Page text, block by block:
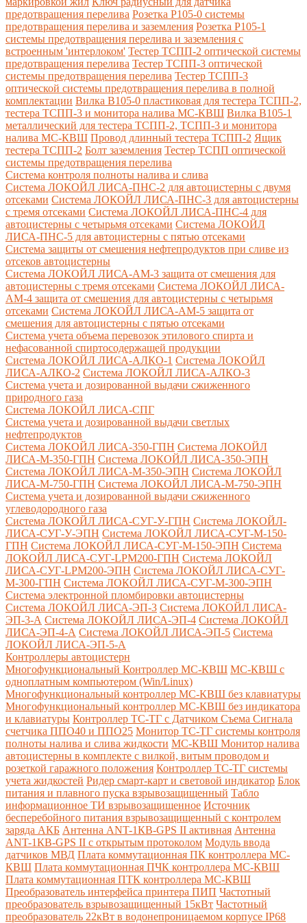
предотвращения перелива Розетка Р105-0 системы
предотвращения перелива и заземления Розетка Р105-1
системы предотвращения перелива и заземления с
встроенным 'интерлоком' Тестер ТСПП-2 оптической системы
предотвращения перелива Тестер ТСПП-3 оптической
системы предотвращения перелива Тестер ТСПП-3
оптической системы предотвращения перелива в полной
комплектации Вилка В105-0 пластиковая для тестера ТСПП-2,
тестера ТСПП-3 и монитора налива МС-КВШ Вилка В105-1
металлический для тестера ТСПП-2, ТСПП-3 и монитора
налива МС-КВШ Провод длинный тестера ТСПП-2 Ящик
тестера ТСПП-2 Болт заземления Тестер ТСПП оптической
системы предотвращения перелива
Cистема контроля полноты налива и слива
Система ЛОКОЙЛ ЛИСА-ПНС-2 для автоцистерны с двумя
отсеками Система ЛОКОЙЛ ЛИСА-ПНС-3 для автоцистерны
с тремя отсеками Система ЛОКОЙЛ ЛИСА-ПНС-4 для
автоцистерны с четырьмя отсеками Система ЛОКОЙЛ
ЛИСА-ПНС-5 для автоцистерны с пятью отсеками
Система защиты от смешения нефтепродуктов при сливе из
отсеков автоцистерны
Система ЛОКОЙЛ ЛИСА-AM-3 защита от смешения для
автоцистерны с тремя отсеками Система ЛОКОЙЛ ЛИСА-
AM-4 защита от смешения для автоцистерны с четырьмя
отсеками Система ЛОКОЙЛ ЛИСА-AM-5 защита от
смешения для автоцистерны с пятью отсеками
Система учета объема перевозок этилового спирта и
нефасованной спиртосодержащей продукции
Система ЛОКОЙЛ ЛИСА-AЛКО-1 Система ЛОКОЙЛ
ЛИСА-АЛКО-2 Система ЛОКОЙЛ ЛИСА-АЛКО-3
Система учета и дозированной выдачи сжиженного
природного газа
Система ЛОКОЙЛ ЛИСА-СПГ
Система учета и дозированной выдачи светлых
нефтепродуктов
Система ЛОКОЙЛ ЛИСА-350-ГПН Система ЛОКОЙЛ
ЛИСА-М-350-ГПН Система ЛОКОЙЛ ЛИСА-350-ЭПН
Система ЛОКОЙЛ ЛИСА-М-350-ЭПН Система ЛОКОЙЛ
ЛИСА-М-750-ГПН Система ЛОКОЙЛ ЛИСА-М-750-ЭПН
Система учета и дозированной выдачи сжиженного
углеводородного газа
Система ЛОКОЙЛ ЛИСА-СУГ-У-ГПН Система ЛОКОЙЛ-
ЛИСА-СУГ-У-ЭПН Система ЛОКОЙЛ ЛИСА-СУГ-М-150-
ГПН Система ЛОКОЙЛ ЛИСА-СУГ-М-150-ЭПН Система
ЛОКОЙЛ ЛИСА-СУГ-LPM200-ГПН Система ЛОКОЙЛ
ЛИСА-СУГ-LPM200-ЭПН Система ЛОКОЙЛ ЛИСА-СУГ-
М-300-ГПН Система ЛОКОЙЛ ЛИСА-СУГ-М-300-ЭПН
Система электронной пломбировки автоцистерны
Система ЛОКОЙЛ ЛИСА-ЭП-3 Система ЛОКОЙЛ ЛИСА-
ЭП-3-А Система ЛОКОЙЛ ЛИСА-ЭП-4 Система ЛОКОЙЛ
ЛИСА-ЭП-4-А Система ЛОКОЙЛ ЛИСА-ЭП-5 Система
ЛОКОЙЛ ЛИСА-ЭП-5-А
Контроллеры автоцистерн
Многофункциональный Контроллер МС-КВШ МС-КВШ с
одноплатным компьютером (Win/Linux)
Многофункциональный контроллер МС-КВШ без клавиатуры
Многофункциональный контроллер МС-КВШ без индикатора
и клавиатуры Контроллер ТС-ТГ с Датчиком Съема Сигнала
счетчика ППО40 и ППО25 Монитор ТС-ТГ системы контроля
полноты налива и слива жидкости МС-КВШ Монитор налива
автоцистерны в комплекте с вилкой, витым проводом и
розеткой гаражного положения Контроллер ТС-ТГ системы
учета жидкостей Ридер смарт-карт и световой индикатор Блок
питания и плавного пуска взрывозащищенный Табло
информационное ТИ взрывозащищенное Источник
бесперебойного питания взрывозащищенный с контролем
заряда АКБ Антенна ANT-1КВ-GPS II активная Антенна
ANT-1КВ-GPS II с открытым протоколом Модуль ввода
датчиков МВД Плата коммутационная ПК контроллера МС-
КВШ Плата коммутационная ПЧК контроллера МС-КВШ
Плата коммутационная ПТК контроллера МС-КВШ
Преобразователь интерфейса принтера ПИП Частотный
преобразователь взрывозащищенный 15кВт Частотный
преобразователь 22кВт в водонепроницаемом корпусе IP68